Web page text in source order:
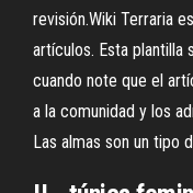
revisión.Wiki Terraria
artículos. Esta plantilla
cuando note que el
a la comunidad y los
Las almas son un tipo